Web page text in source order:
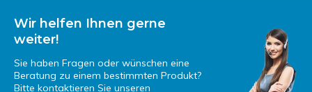
Wir helfen Ihnen gerne
weiter!
Sie haben Fragen oder wünschen eine
Beratung zu einem bestimmten Produkt?
Bitte kontaktieren Sie unseren